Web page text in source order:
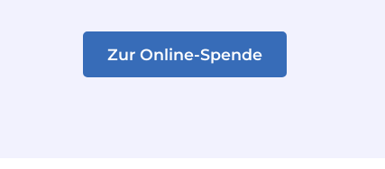
Zur Online-Spende